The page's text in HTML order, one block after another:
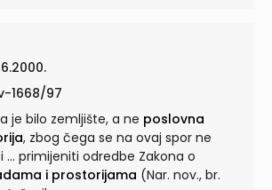
1668/97
je bilo zemljište, a ne poslovna
, zbog čega se na ovaj spor ne
primijeniti odredbe Zakona o
i prostorijama (Nar. nov., br.